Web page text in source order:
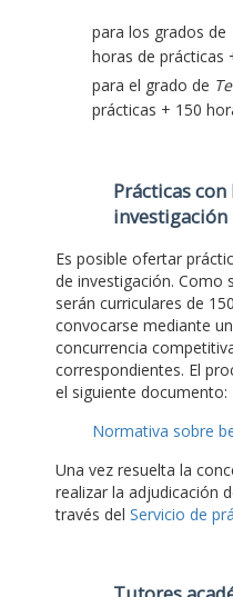
para los grados de
horas de prácticas
para el grado de
prácticas + 150
Prácticas
investigación
Es posible ofertar
de investigación. Como
serán curriculares de
convocarse mediante
concurrencia
correspondientes. El
el siguiente documento:
Normativa sobre
Una vez resuelta la
realizar la adjudicación
través del Servicio de